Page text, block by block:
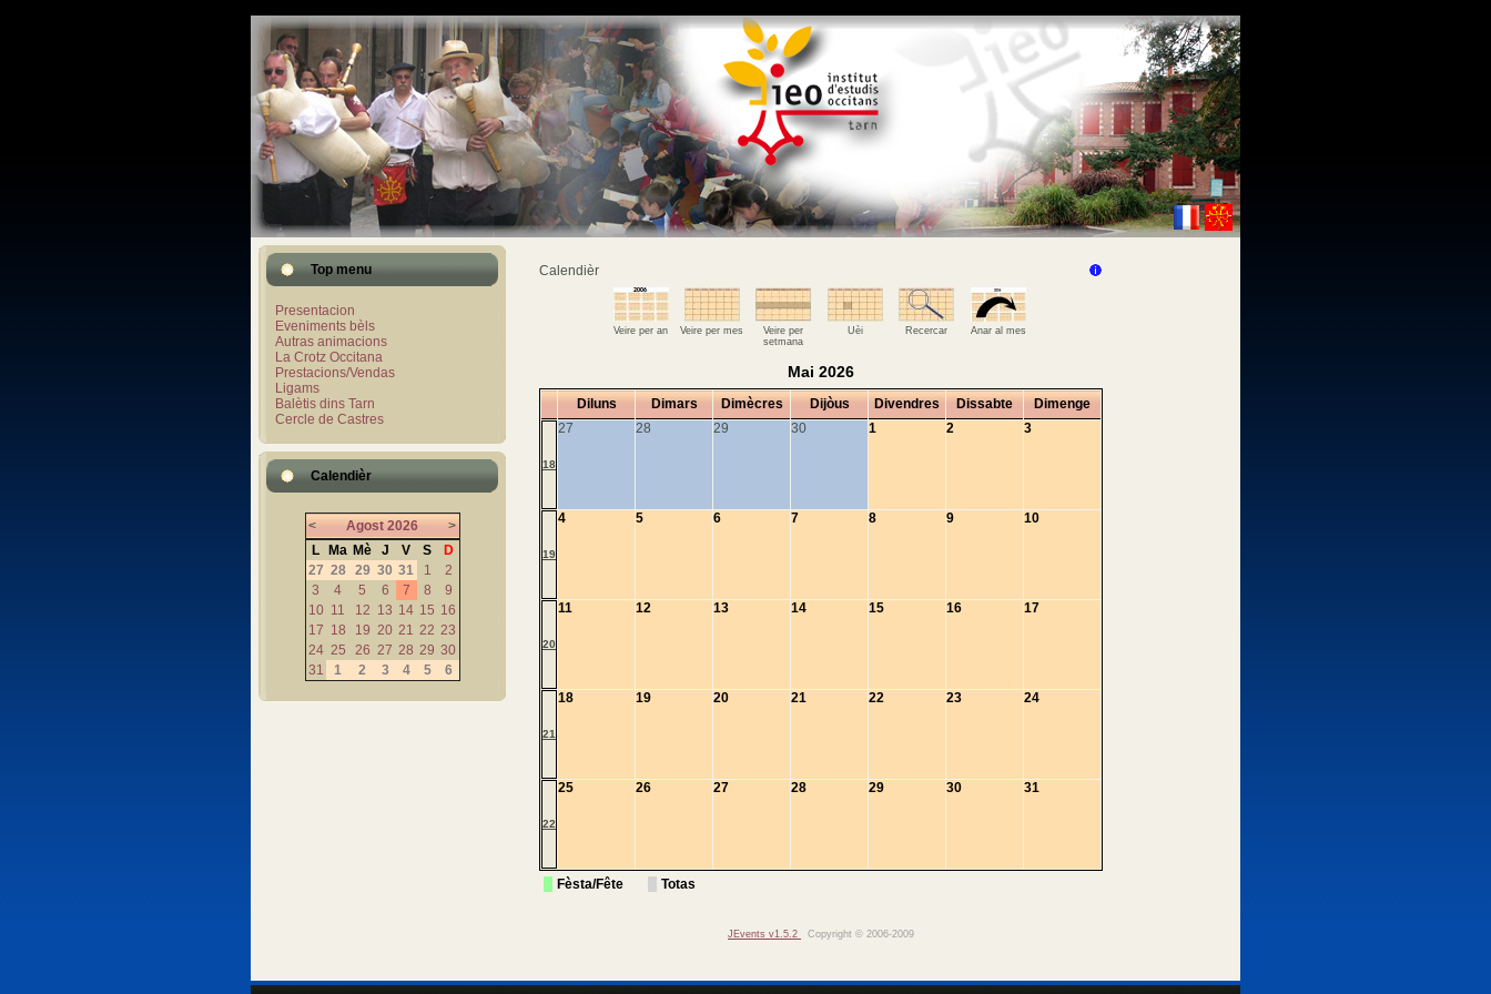
Top menu
Presentacion
Eveniments bèls
Autras animacions
La Crotz Occitana
Prestacions/Vendas
Ligams
Balètis dins Tarn
Cercle de Castres
Calendièr
< Agost 2026
>
L
Ma Mè J V S
D
27 28 29 30 31 1
2
3
4 5 6 7 8
9
10 11 12 13 14 15 16
17 18 19 20 21 22 23
24 25 26 27 28 29 30
31
1 2 3 4 5 6
Calendièr
Veire per an Veire per mes
Veire per
setmana
Uèi Recercar Anar al mes
Mai 2026
Diluns Dimars Dimècres Dijòus Divendres Dissabte Dimenge
18
27 28 29 30 1 2 3
19
4 5 6 7 8 9 10
20
11 12 13 14 15 16 17
21
18 19 20 21 22 23 24
22
25 26 27 28 29 30 31
Fèsta/Fête Totas
JEvents v1.5.2 Copyright © 2006-2009